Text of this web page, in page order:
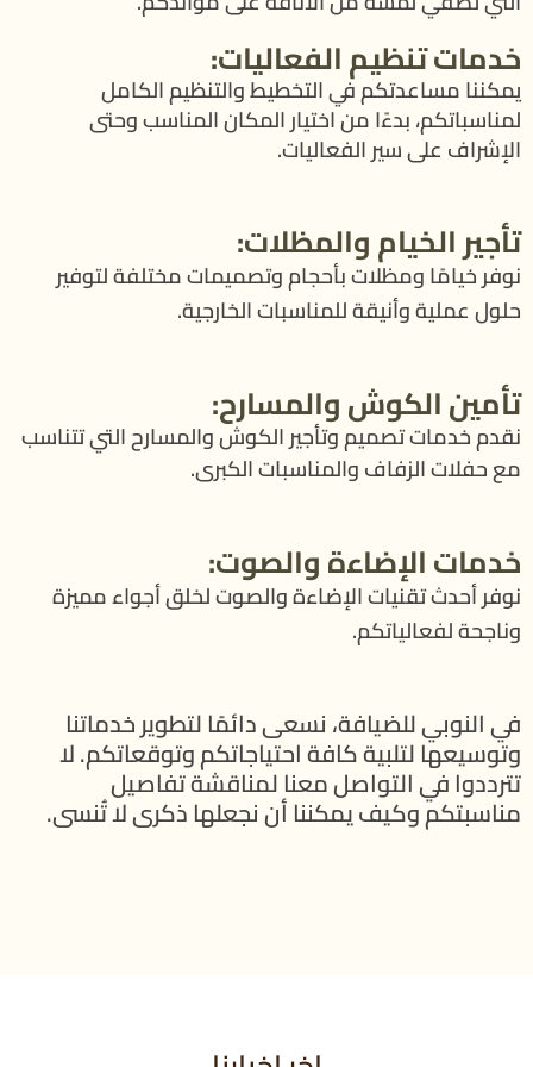
خدمات تنظيم الفعاليات:
يمكننا مساعدتكم في التخطيط والتنظيم الكامل
لمناسباتكم، بدءًا من اختيار المكان المناسب وحتى
الإشراف على سير الفعاليات.
تأجير الخيام والمظلات:
نوفر خيامًا ومظلات بأحجام وتصميمات مختلفة لتوفير
حلول عملية وأنيقة للمناسبات الخارجية.
تأمين الكوش والمسارح:
نقدم خدمات تصميم وتأجير الكوش والمسارح التي تتناسب
مع حفلات الزفاف والمناسبات الكبرى.
خدمات الإضاءة والصوت:
نوفر أحدث تقنيات الإضاءة والصوت لخلق أجواء مميزة
وناجحة لفعالياتكم.
في النوبي للضيافة، نسعى دائمًا لتطوير خدماتنا
وتوسيعها لتلبية كافة احتياجاتكم وتوقعاتكم. لا
تترددوا في التواصل معنا لمناقشة تفاصيل
مناسبتكم وكيف يمكننا أن نجعلها ذكرى لا تُنسى.